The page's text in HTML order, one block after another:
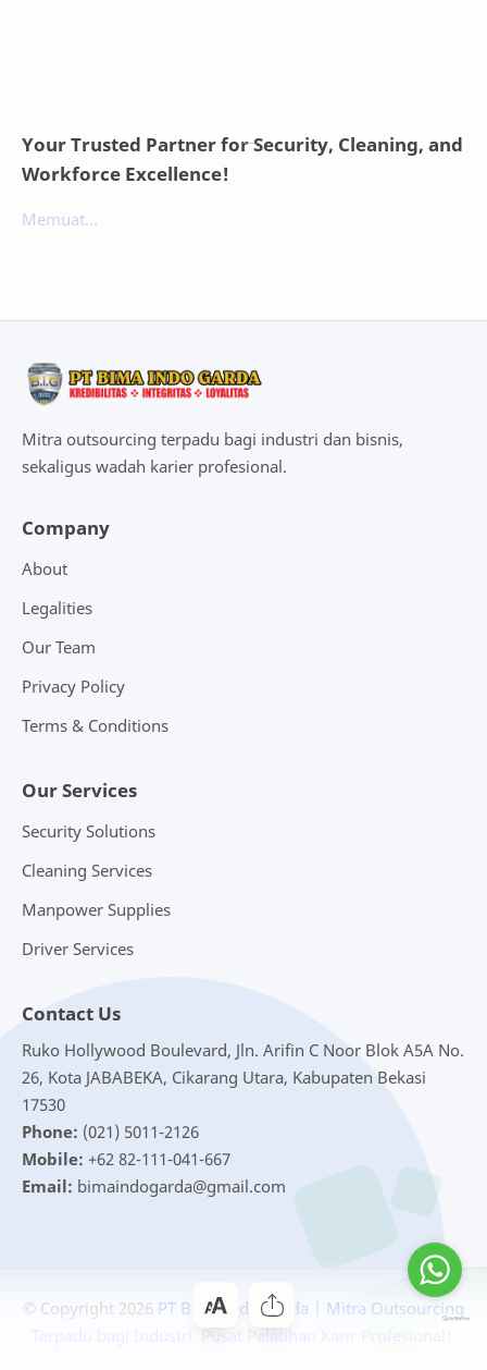
Your Trusted Partner for Security, Cleaning, and
Workforce Excellence!
Memuat...
Mitra outsourcing terpadu bagi industri dan bisnis,
sekaligus wadah karier profesional.
Company
About
Legalities
Our Team
Privacy Policy
Terms & Conditions
Our Services
Security Solutions
Cleaning Services
Manpower Supplies
Driver Services
Contact Us
Ruko Hollywood Boulevard, Jln. Arifin C Noor Blok A5A No.
26, Kota JABABEKA, Cikarang Utara, Kabupaten Bekasi
17530
Phone: (021) 5011-2126
Mobile: +62 82-111-041-667
Email: bimaindogarda@gmail.com
© Copyright 2026 PT Bima Indo Garda | Mitra Outsourcing
Terpadu bagi Industri. Pusat Pelatihan Karir Profesional!